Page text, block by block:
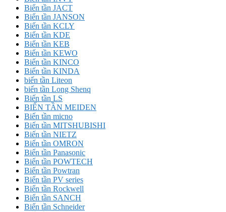
Biến tần JACT
Biến tần JANSON
Biến tần KCLY
Biến tần KDE
Biến tần KEB
Biến tần KEWO
Biến tần KINCO
Biến tần KINDA
biến tần Liteon
biến tần Long Shenq
Biến tần LS
BIẾN TẦN MEIDEN
Biến tần micno
Biến tần MITSHUBISHI
Biến tần NIETZ
Biến tần OMRON
Biến tần Panasonic
Biến tần POWTECH
Biến tần Powtran
Biến tần PV series
Biến tần Rockwell
Biến tần SANCH
Biến tần Schneider